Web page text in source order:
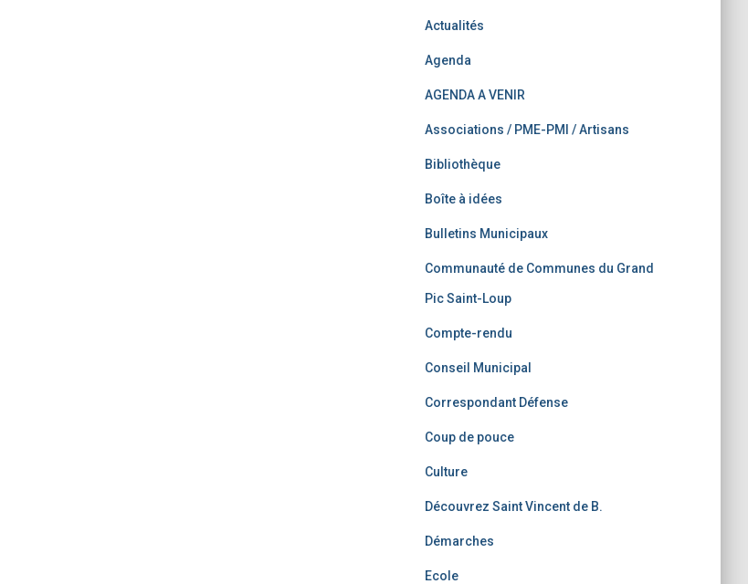
Actualités
Agenda
AGENDA A VENIR
Associations / PME-PMI / Artisans
Bibliothèque
Boîte à idées
Bulletins Municipaux
Communauté de Communes du Grand
Pic Saint-Loup
Compte-rendu
Conseil Municipal
Correspondant Défense
Coup de pouce
Culture
Découvrez Saint Vincent de B.
Démarches
Ecole